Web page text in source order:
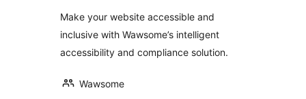
Make your website accessible and
inclusive with Wawsome’s intelligent
accessibility and compliance solution.
Wawsome